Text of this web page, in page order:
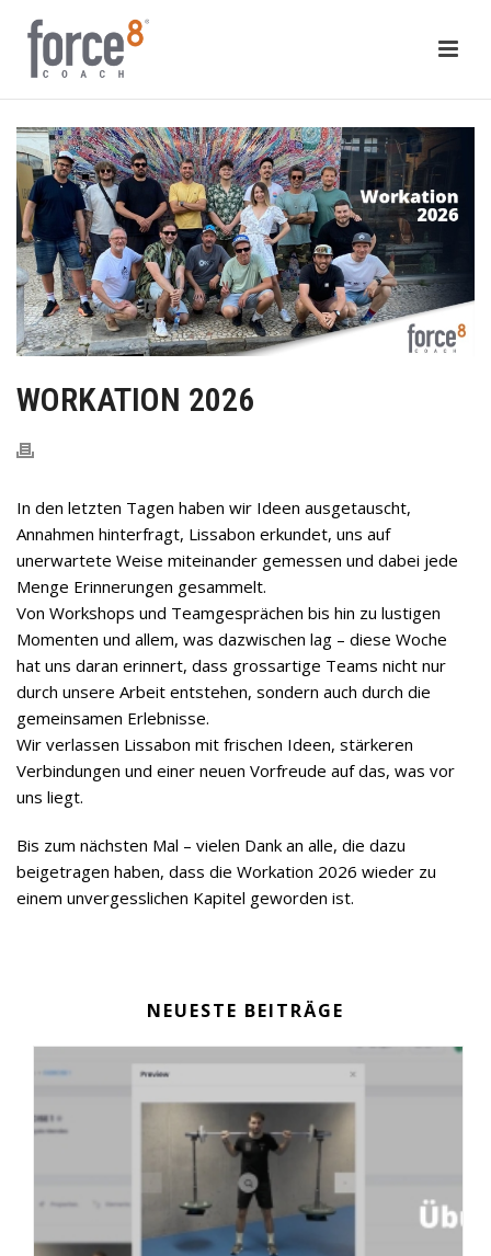
WORKATION 2026
In den letzten Tagen haben wir Ideen ausgetauscht,
Annahmen hinterfragt, Lissabon erkundet, uns auf
unerwartete Weise miteinander gemessen und dabei jede
Menge Erinnerungen gesammelt.
Von Workshops und Teamgesprächen bis hin zu lustigen
Momenten und allem, was dazwischen lag – diese Woche
hat uns daran erinnert, dass grossartige Teams nicht nur
durch unsere Arbeit entstehen, sondern auch durch die
gemeinsamen Erlebnisse.
Wir verlassen Lissabon mit frischen Ideen, stärkeren
Verbindungen und einer neuen Vorfreude auf das, was vor
uns liegt.
Bis zum nächsten Mal – vielen Dank an alle, die dazu
beigetragen haben, dass die Workation 2026 wieder zu
einem unvergesslichen Kapitel geworden ist.
NEUESTE BEITRÄGE